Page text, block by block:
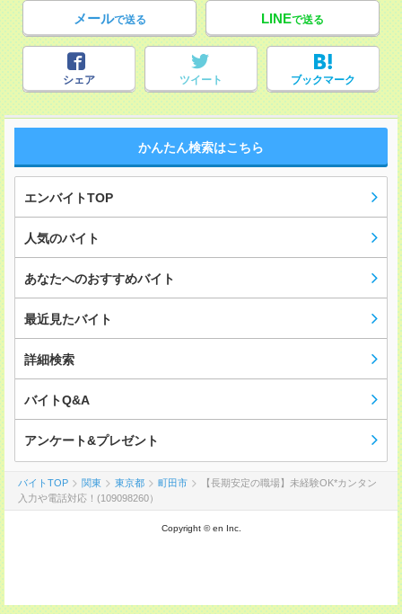
メールで送る LINEで送る
シェア ツイート ブックマーク
かんたん検索はこちら
エンバイトTOP
人気のバイト
あなたへのおすすめバイト
最近見たバイト
詳細検索
バイトQ&A
アンケート&プレゼント
バイトTOP 関東 東京都 町田市
【長期安定の職場】未経験OK*カンタン
入力や電話対応！(109098260）
Copyright © en Inc.